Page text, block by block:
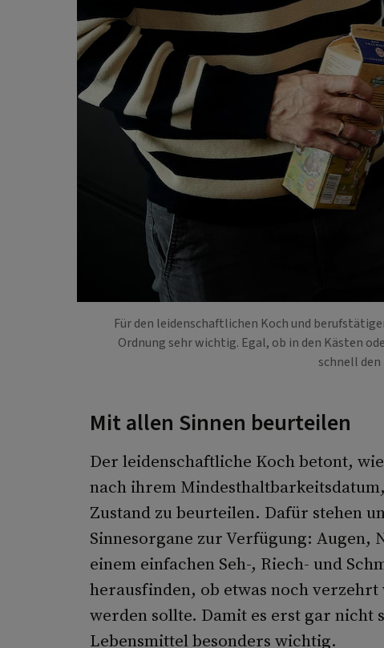
Für den leidenschaftlichen Koch und
Ordnung sehr wichtig. Egal, ob in den Kästen
schnell
Mit allen Sinnen beurteilen
Der leidenschaftliche Koch betont,
nach ihrem
Zustand zu beurteilen. Dafür stehen
Sinnesorgane zur Verfügung: Augen,
einem einfachen Seh-, Riech- und
herausfinden, ob etwas noch
werden sollte. Damit es erst gar nicht
Lebensmittel besonders wichtig.